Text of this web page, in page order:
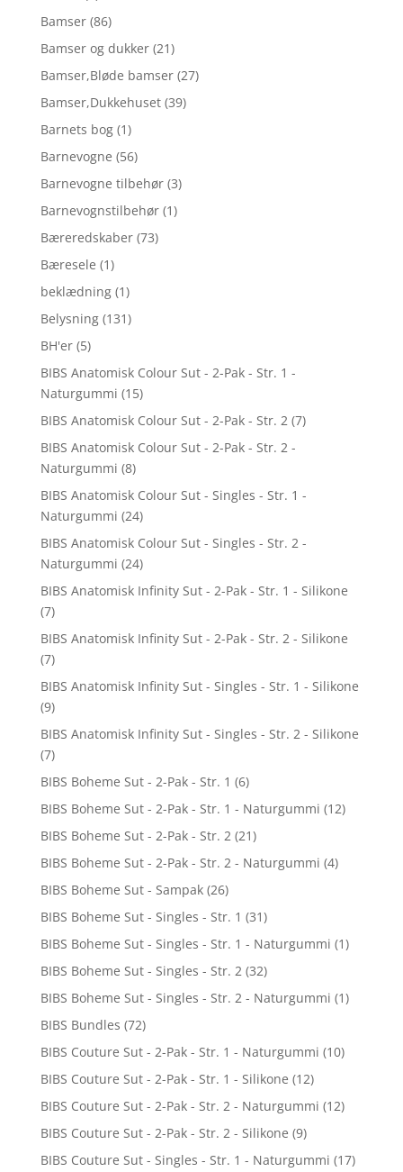
Bamser (86)
Bamser og dukker (21)
Bamser,Bløde bamser (27)
Bamser,Dukkehuset (39)
Barnets bog (1)
Barnevogne (56)
Barnevogne tilbehør (3)
Barnevognstilbehør (1)
Bæreredskaber (73)
Bæresele (1)
beklædning (1)
Belysning (131)
BH'er (5)
BIBS Anatomisk Colour Sut - 2-Pak - Str. 1 -
Naturgummi (15)
BIBS Anatomisk Colour Sut - 2-Pak - Str. 2 (7)
BIBS Anatomisk Colour Sut - 2-Pak - Str. 2 -
Naturgummi (8)
BIBS Anatomisk Colour Sut - Singles - Str. 1 -
Naturgummi (24)
BIBS Anatomisk Colour Sut - Singles - Str. 2 -
Naturgummi (24)
BIBS Anatomisk Infinity Sut - 2-Pak - Str. 1 - Silikone
(7)
BIBS Anatomisk Infinity Sut - 2-Pak - Str. 2 - Silikone
(7)
BIBS Anatomisk Infinity Sut - Singles - Str. 1 - Silikone
(9)
BIBS Anatomisk Infinity Sut - Singles - Str. 2 - Silikone
(7)
BIBS Boheme Sut - 2-Pak - Str. 1 (6)
BIBS Boheme Sut - 2-Pak - Str. 1 - Naturgummi (12)
BIBS Boheme Sut - 2-Pak - Str. 2 (21)
BIBS Boheme Sut - 2-Pak - Str. 2 - Naturgummi (4)
BIBS Boheme Sut - Sampak (26)
BIBS Boheme Sut - Singles - Str. 1 (31)
BIBS Boheme Sut - Singles - Str. 1 - Naturgummi (1)
BIBS Boheme Sut - Singles - Str. 2 (32)
BIBS Boheme Sut - Singles - Str. 2 - Naturgummi (1)
BIBS Bundles (72)
BIBS Couture Sut - 2-Pak - Str. 1 - Naturgummi (10)
BIBS Couture Sut - 2-Pak - Str. 1 - Silikone (12)
BIBS Couture Sut - 2-Pak - Str. 2 - Naturgummi (12)
BIBS Couture Sut - 2-Pak - Str. 2 - Silikone (9)
BIBS Couture Sut - Singles - Str. 1 - Naturgummi (17)